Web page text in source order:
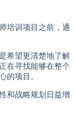
培训项目之前，通
希望更清楚地了解
在寻找能够在整个
的项目。
和战略规划日益增